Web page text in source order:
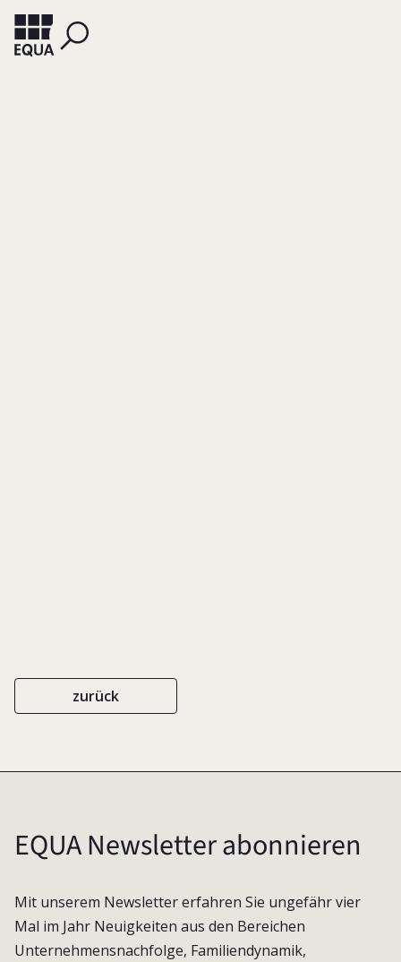
zurück
EQUA Newsletter abonnieren
Mit unserem Newsletter erfahren Sie ungefähr vier
Mal im Jahr Neuigkeiten aus den Bereichen
Unternehmensnachfolge, Familiendynamik,